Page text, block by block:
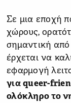
Σε μια εποχή
χώρους,
σημαντική
έρχεται να
εφαρμογή
για queer-
ολόκληρο το